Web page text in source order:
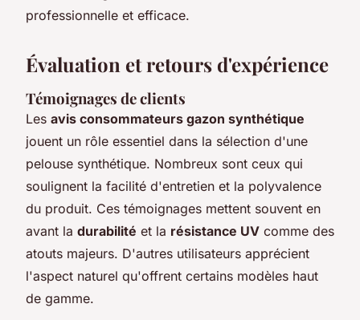
professionnelle et efficace.
Évaluation et retours d'expérience
Témoignages de clients
Les avis consommateurs gazon synthétique
jouent un rôle essentiel dans la sélection d'une
pelouse synthétique. Nombreux sont ceux qui
soulignent la facilité d'entretien et la polyvalence
du produit. Ces témoignages mettent souvent en
avant la durabilité et la résistance UV comme des
atouts majeurs. D'autres utilisateurs apprécient
l'aspect naturel qu'offrent certains modèles haut
de gamme.